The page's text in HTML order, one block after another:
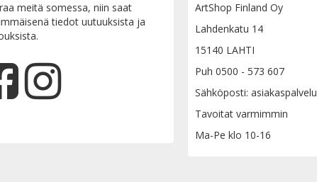
meitä somessa, niin saat
tiedot uutuuksista ja
ArtShop Finland Oy
Lahdenkatu 14
15140 LAHTI
Puh 0500 - 573 607
Sähköposti: asiakaspalvelu
Tavoitat varmimmin
Ma-Pe klo 10-16